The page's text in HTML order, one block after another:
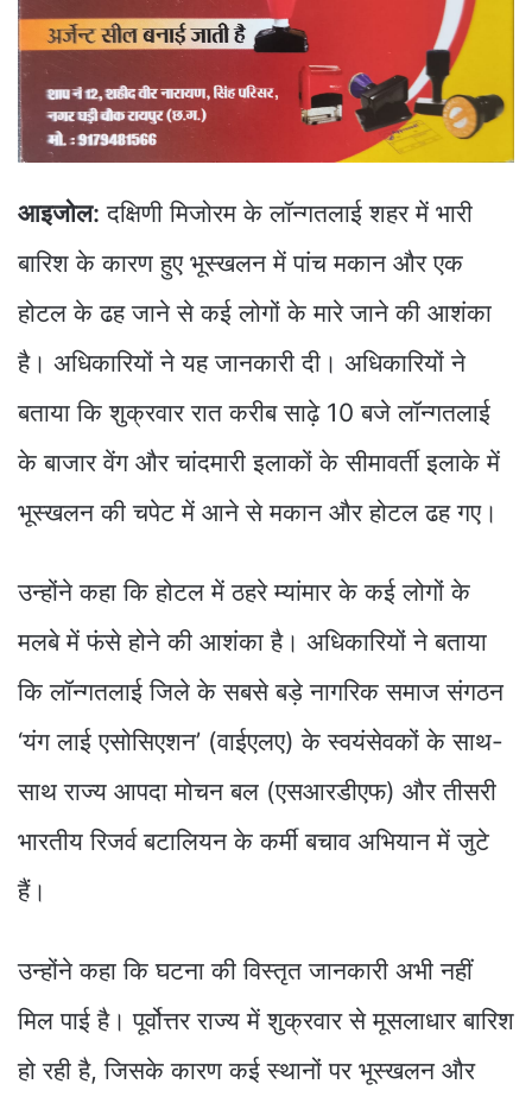
आइजोल: दक्षिणी मिजोरम के लॉन्गतलाई शहर में भारी
बारिश के कारण हुए भूस्खलन में पांच मकान और एक
होटल के ढह जाने से कई लोगों के मारे जाने की आशंका
है। अधिकारियों ने यह जानकारी दी। अधिकारियों ने
बताया कि शुक्रवार रात करीब साढ़े 10 बजे लॉन्गतलाई
के बाजार वेंग और चांदमारी इलाकों के सीमावर्ती इलाके में
भूस्खलन की चपेट में आने से मकान और होटल ढह गए।
उन्होंने कहा कि होटल में ठहरे म्यांमार के कई लोगों के
मलबे में फंसे होने की आशंका है। अधिकारियों ने बताया
कि लॉन्गतलाई जिले के सबसे बड़े नागरिक समाज संगठन
‘यंग लाई एसोसिएशन’ (वाईएलए) के स्वयंसेवकों के साथ-
साथ राज्य आपदा मोचन बल (एसआरडीएफ) और तीसरी
भारतीय रिजर्व बटालियन के कर्मी बचाव अभियान में जुटे
हैं।
उन्होंने कहा कि घटना की विस्तृत जानकारी अभी नहीं
मिल पाई है। पूर्वोत्तर राज्य में शुक्रवार से मूसलाधार बारिश
हो रही है, जिसके कारण कई स्थानों पर भूस्खलन और